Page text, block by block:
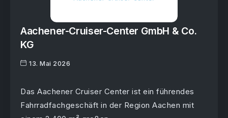
Aachener-Cruiser-Center GmbH & Co.
KG
13. Mai 2026
Das Aachener Cruiser Center ist ein führendes
Fahrradfachgeschäft in der Region Aachen mit